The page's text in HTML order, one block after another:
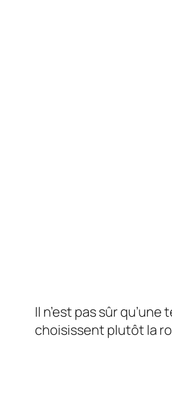
Il n’est pas sûr
choisissent plutôt la